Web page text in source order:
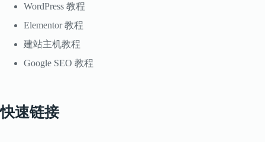
WordPress 教程
Elementor 教程
建站主机教程
Google SEO 教程
快速链接